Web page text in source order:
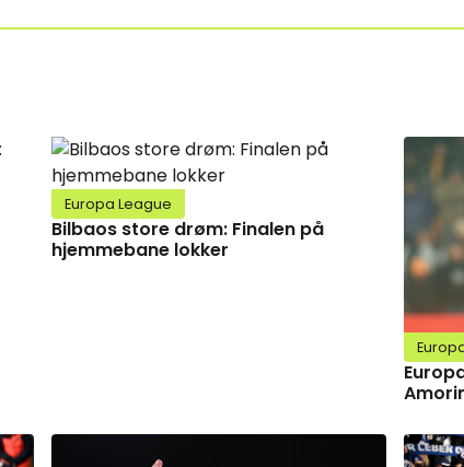
Europa League
Bilbaos store drøm: Finalen på
hjemmebane lokker